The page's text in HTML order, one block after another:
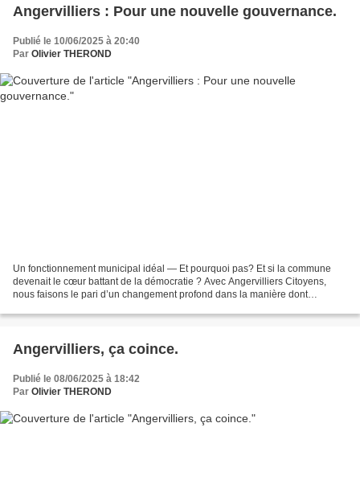
Angervilliers : Pour une nouvelle gouvernance.
Publié le 10/06/2025 à 20:40
Par Olivier THEROND
Un fonctionnement municipal idéal — Et pourquoi pas? Et si la commune
devenait le cœur battant de la démocratie ? Avec Angervilliers Citoyens,
nous faisons le pari d’un changement profond dans la manière dont
Angervilliers, ça coince.
Publié le 08/06/2025 à 18:42
Par Olivier THEROND